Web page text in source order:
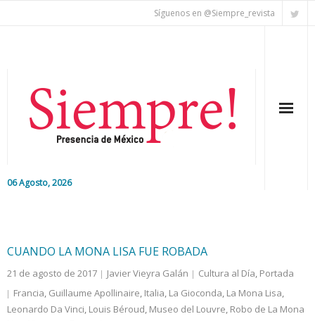
Síguenos en @Siempre_revista
06 Agosto, 2026
Nacional
Colaboradores
CUANDO LA MONA LISA FUE ROBADA
21 de agosto de 2017 Javier Vieyra Galán Cultura al Día, Portada
Francia, Guillaume Apollinaire, Italia, La Gioconda, La Mona Lisa,
Leonardo Da Vinci, Louis Béroud, Museo del Louvre, Robo de La Mona